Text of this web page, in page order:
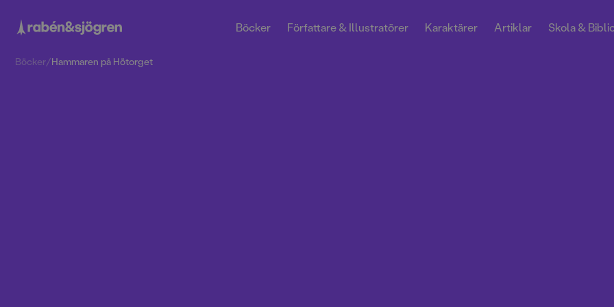
Böcker Författare & Illustratörer Karaktärer Artiklar Skola &
Böcker/Hammaren på Hötorget